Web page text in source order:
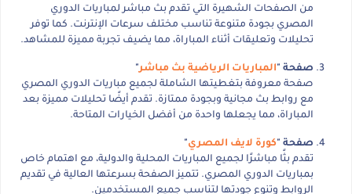
من الصفحات الشهيرة التي تقدم بث مباشر لمباريات الدوري
المصري بجودة متنوعة تناسب مختلف سرعات الإنترنت. كما توفر
تحليلات وتعليقات أثناء المباراة، مما يضيف تجربة مميزة للمشاهد.
صفحة "المباريات الرياضية بث مباشر"
صفحة معروفة بتغطيتها الشاملة لجميع مباريات الدوري المصري
مع روابط بث مجانية وبجودة ممتازة. تقدم أيضًا تحليلات مميزة بعد
المباراة، مما يجعلها واحدة من أفضل الخيارات المتاحة.
صفحة "كورة لايف المصري"
تقدم بثًا مباشرًا لجميع المباريات المحلية والدولية، مع اهتمام خاص
بمباريات الدوري المصري. تتميز الصفحة بسرعتها العالية في تقديم
الروابط وتنوع جودتها لتناسب جميع المستخدمين.